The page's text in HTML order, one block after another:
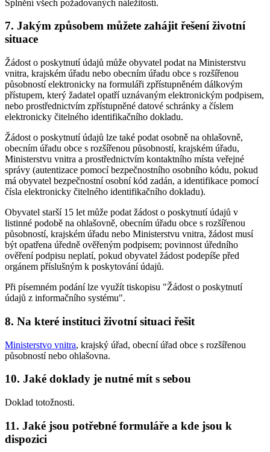
Splnění všech požadovaných náležitostí.
7. Jakým způsobem můžete zahájit řešení životní
situace
Žádost o poskytnutí údajů může obyvatel podat na Ministerstvu
vnitra, krajském úřadu nebo obecním úřadu obce s rozšířenou
působností elektronicky na formuláři zpřístupněném dálkovým
přístupem, který žadatel opatří uznávaným elektronickým podpisem,
nebo prostřednictvím zpřístupněné datové schránky a číslem
elektronicky čitelného identifikačního dokladu.
Žádost o poskytnutí údajů lze také podat osobně na ohlašovně,
obecním úřadu obce s rozšířenou působností, krajském úřadu,
Ministerstvu vnitra a prostřednictvím kontaktního místa veřejné
správy (autentizace pomocí bezpečnostního osobního kódu, pokud
má obyvatel bezpečnostní osobní kód zadán, a identifikace pomocí
čísla elektronicky čitelného identifikačního dokladu).
Obyvatel starší 15 let může podat žádost o poskytnutí údajů v
listinné podobě na ohlašovně, obecním úřadu obce s rozšířenou
působností, krajském úřadu nebo Ministerstvu vnitra, žádost musí
být opatřena úředně ověřeným podpisem; povinnost úředního
ověření podpisu neplatí, pokud obyvatel žádost podepíše před
orgánem příslušným k poskytování údajů.
Při písemném podání lze využít tiskopisu "Žádost o poskytnutí
údajů z informačního systému".
8. Na které instituci životní situaci řešit
Ministerstvo vnitra, krajský úřad, obecní úřad obce s rozšířenou
působností nebo ohlašovna.
10. Jaké doklady je nutné mít s sebou
Doklad totožnosti.
11. Jaké jsou potřebné formuláře a kde jsou k
dispozici